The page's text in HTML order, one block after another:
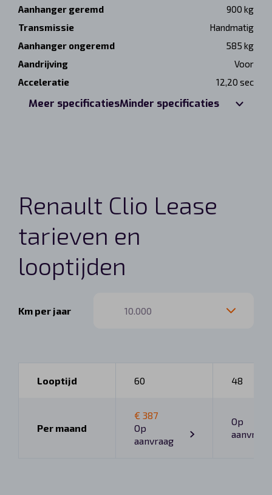
Aanhanger geremd
900 kg
Transmissie
Handmatig
Aanhanger ongeremd
585 kg
Aandrijving
Voor
Acceleratie
12,20 sec
Meer specificatiesMinder specificaties
Renault Clio Lease
tarieven en
looptijden
Km per jaar
Looptijd 60 48
Per maand
€ 387
Op
aanvraag
Op
aanvraag